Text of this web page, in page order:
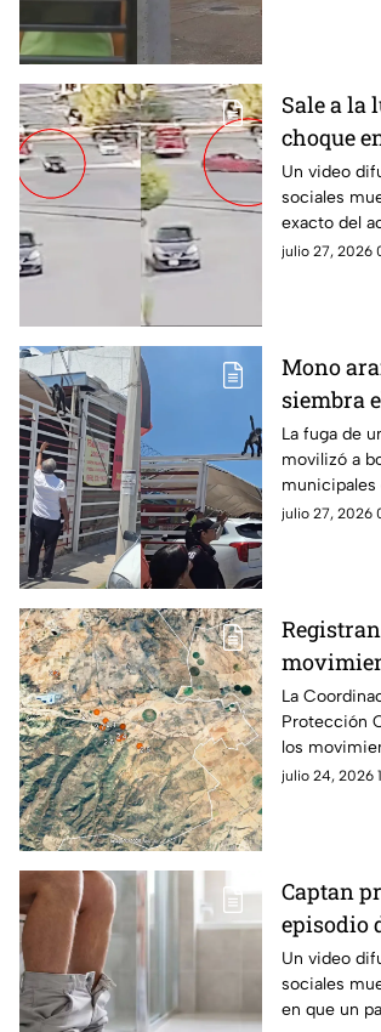
Sale a la
choque
Londres
una
Un video
sociales
exacto del
registrado
julio 27, 2026
Mono
siembra
de
La fuga de
movilizó a
Ortiz Mena
julio 27, 2026
al sur de
detalles
La
Protección
los
ocurrieron
julio 24, 2026
Captan
episodio
video se
Un video
sociales
en que un